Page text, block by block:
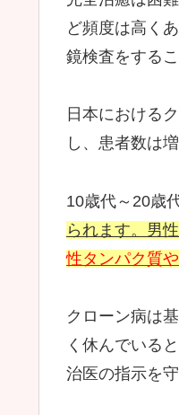
ど頻度は高く
鏡検査をする
日本における
し、患者数は
10歳代～20歳
られます。男
性タンパク質
クローン病は
く休んでいる
治医の指示を